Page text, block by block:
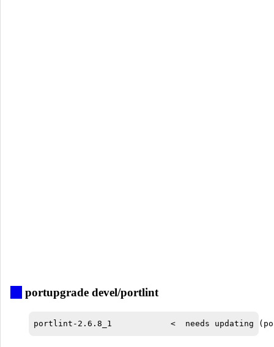
portupgrade devel/portlint